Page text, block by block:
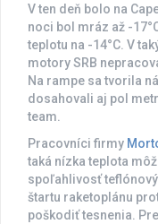
V ten deň bolo na
noci bol mráz až -
teplotu na -14°C. V
motory SRB
Na rampe sa tvorila
dosahovali aj pol
team.
Pracovníci firmy
taká nízka teplota
spoľahlivosť
štartu raketoplánu
poškodiť tesnenia.